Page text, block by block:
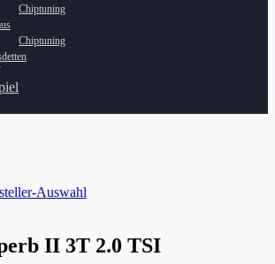
Chiptuning
Chiptuning
Auswahl
II 3T 2.0 TSI